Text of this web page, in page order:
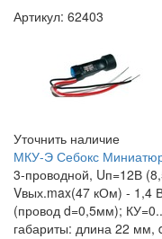
Артикул: 62403
Уточнить наличие
МКУ-Э Себокс
3-проводной, Uп=12В
Vвых.max(47 кОм) - 1,4
(провод d=0,5мм);
габариты: длина 22